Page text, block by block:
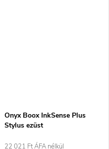
Onyx Boox InkSense Plus
Stylus ezüst
22 021 Ft ÁFA nélkül